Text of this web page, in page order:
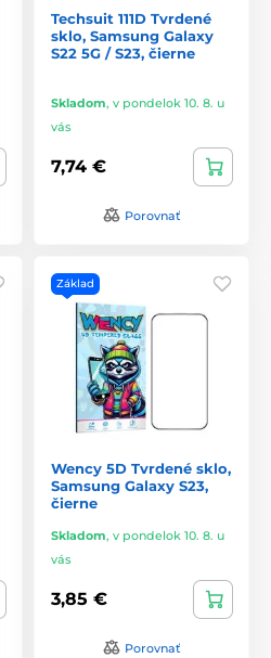
Techsuit 111D Tvrdené
sklo, Samsung Galaxy
S22 5G / S23, čierne
Skladom, v pondelok 10. 8. u
vás
7,74 €
Porovnať
Základ
Wency 5D Tvrdené sklo,
Samsung Galaxy S23,
čierne
Skladom, v pondelok 10. 8. u
vás
3,85 €
Porovnať